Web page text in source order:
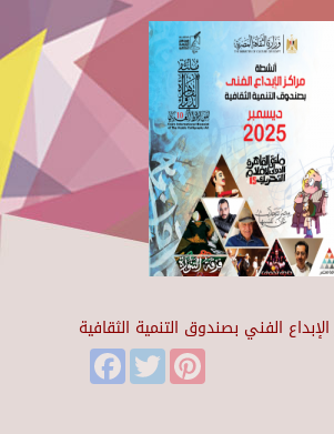
الفني بصندوق التنمية الثقافية
FacebookTwitter